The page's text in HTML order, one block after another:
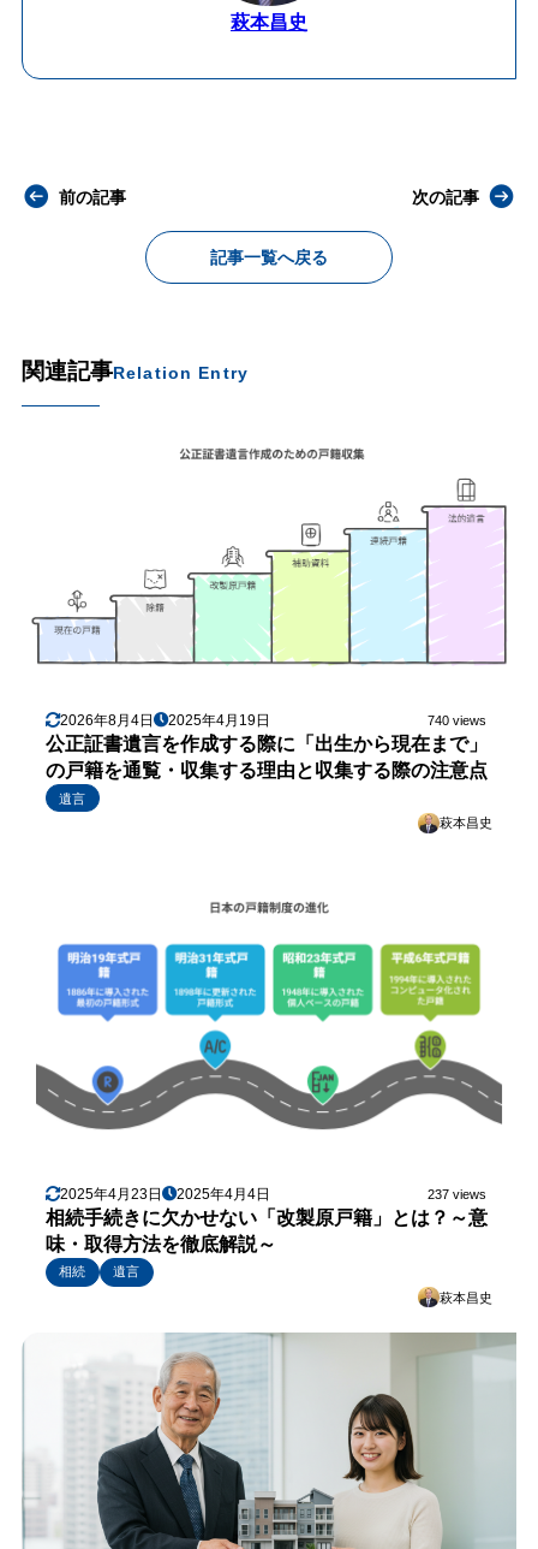
萩本昌史
前の記事
記事一覧へ戻る
次の記事
関連記事Relation Entry
2026年8月4日 2025年4月19日 740 views
公正証書遺言を作成する際に「出生から現在まで」
の戸籍を通覧・収集する理由と収集する際の注意点
遺言
萩本昌史
2025年4月23日 2025年4月4日 237 views
相続手続きに欠かせない「改製原戸籍」とは？～意
味・取得方法を徹底解説～
相続
遺言
萩本昌史